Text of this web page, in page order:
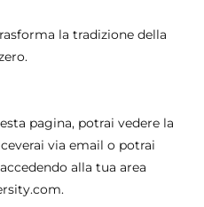
la tradizione della
pagina, potrai vedere la
via email o potrai
alla tua area